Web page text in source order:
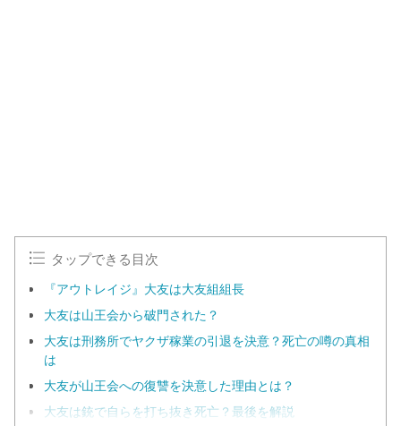
タップできる目次
『アウトレイジ』大友は大友組組長
大友は山王会から破門された？
大友は刑務所でヤクザ稼業の引退を決意？死亡の噂の真相
は
大友が山王会への復讐を決意した理由とは？
大友は銃で自らを打ち抜き死亡？最後を解説